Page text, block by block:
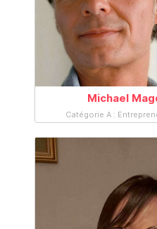
Michael
Catégorie A :